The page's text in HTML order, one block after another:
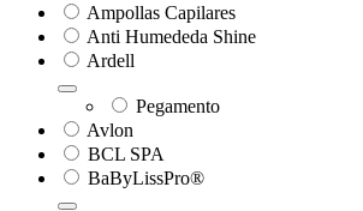
Ampollas Capilares
Anti Humededa Shine
Ardell
Pegamento
Avlon
BCL SPA
BaByLissPro®